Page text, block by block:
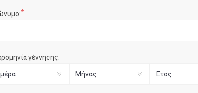
*
γέννησης: